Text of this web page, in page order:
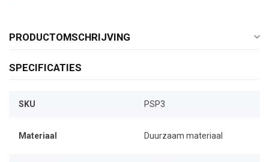
PRODUCTOMSCHRIJVING
SPECIFICATIES
SKU PSP3
Materiaal Duurzaam materiaal